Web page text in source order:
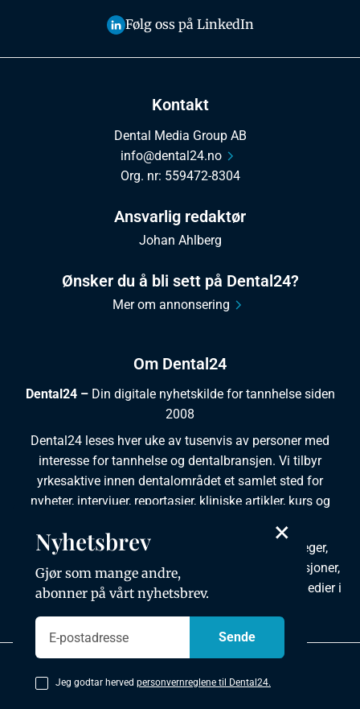
Om Dental24
Dental24 – Din digitale nyhetskilde for tannhelse siden
2008
Dental24 leses hver uke av tusenvis av personer med
interesse for tannhelse og dentalbransjen. Vi tilbyr
yrkesaktive innen dentalområdet et samlet sted for
nyheter, intervjuer, reportasjer, kliniske artikler, kurs og
Dental24 produseres i tett samarbeid med tannleger,
tannpleiere, tannsøkere, tannteknikere samt institusjoner,
foreninger, organisasjoner, leverandører og andre medier i
Kontakt
Dental Media Group AB
info@dental24.no
Org. nr: 559472-8304
Ansvarlig redaktør
Johan Ahlberg
Ønsker du å bli sett på Dental24?
Mer om annonsering
Følg oss på LinkedIn
Copyright © 2026 Dental24. All rights reserved.
×
Nyhetsbrev
Gjør som mange andre,
abonner på vårt nyhetsbrev.
Jeg godtar herved personvernreglene til Dental24.